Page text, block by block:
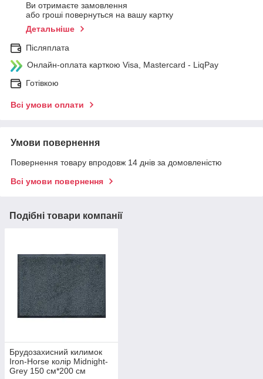
Ви отримаєте замовлення
або гроші повернуться на вашу картку
Детальніше
Післяплата
Онлайн-оплата карткою Visa, Mastercard - LiqPay
Готівкою
Всі умови оплати
Умови повернення
Повернення товару впродовж 14 днів за домовленістю
Всі умови повернення
Подібні товари компанії
Брудозахисний килимок
Iron-Horse колір Midnight-
Grey 150 см*200 см